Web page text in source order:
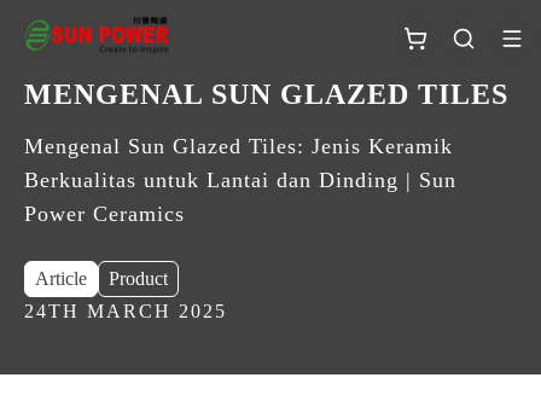
MENGENAL SUN GLAZED TILES
Mengenal Sun Glazed Tiles: Jenis Keramik
Berkualitas untuk Lantai dan Dinding | Sun
Power Ceramics
Article
Product
24TH MARCH 2025